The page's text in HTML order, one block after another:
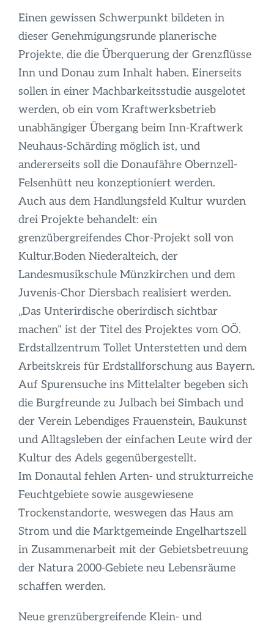
Einen gewissen Schwerpunkt bildeten in
dieser Genehmigungsrunde planerische
Projekte, die die Überquerung der Grenzflüsse
Inn und Donau zum Inhalt haben. Einerseits
sollen in einer Machbarkeitsstudie ausgelotet
werden, ob ein vom Kraftwerksbetrieb
unabhängiger Übergang beim Inn-Kraftwerk
Neuhaus-Schärding möglich ist, und
andererseits soll die Donaufähre Obernzell-
Felsenhütt neu konzeptioniert werden.
Auch aus dem Handlungsfeld Kultur wurden
drei Projekte behandelt: ein
grenzübergreifendes Chor-Projekt soll von
Kultur.Boden Niederalteich, der
Landesmusikschule Münzkirchen und dem
Juvenis-Chor Diersbach realisiert werden.
„Das Unterirdische oberirdisch sichtbar
machen“ ist der Titel des Projektes vom OÖ.
Erdstallzentrum Tollet Unterstetten und dem
Arbeitskreis für Erdstallforschung aus Bayern.
Auf Spurensuche ins Mittelalter begeben sich
die Burgfreunde zu Julbach bei Simbach und
der Verein Lebendiges Frauenstein, Baukunst
und Alltagsleben der einfachen Leute wird der
Kultur des Adels gegenübergestellt.
Im Donautal fehlen Arten- und strukturreiche
Feuchtgebiete sowie ausgewiesene
Trockenstandorte, weswegen das Haus am
Strom und die Marktgemeinde Engelhartszell
in Zusammenarbeit mit der Gebietsbetreuung
der Natura 2000-Gebiete neu Lebensräume
schaffen werden.
Neue grenzübergreifende Klein- und